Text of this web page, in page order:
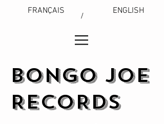
FRANÇAIS
/
ENGLISH
BONGO JOE
RECORDS